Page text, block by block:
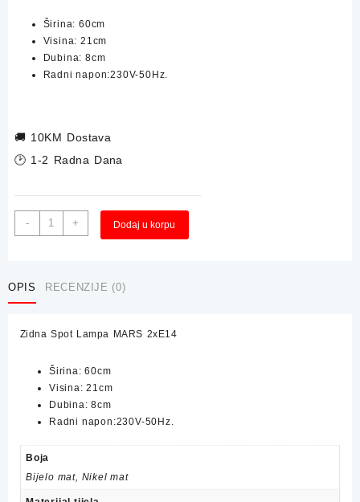
Širina: 60cm
Visina: 21cm
Dubina: 8cm
Radni napon:230V-50Hz.
🚚 10KM Dostava
🕑 1-2 Radna Dana
-
Zidna
Spot
4xE14
+ Dodaj u korpu
OPIS RECENZIJE (0)
Zidna Spot Lampa MARS 2xE14
Širina: 60cm
Visina: 21cm
Dubina: 8cm
Radni napon:230V-50Hz.
Boja
Bijelo mat, Nikel mat